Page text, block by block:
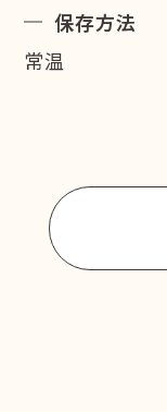
保存方法
常温